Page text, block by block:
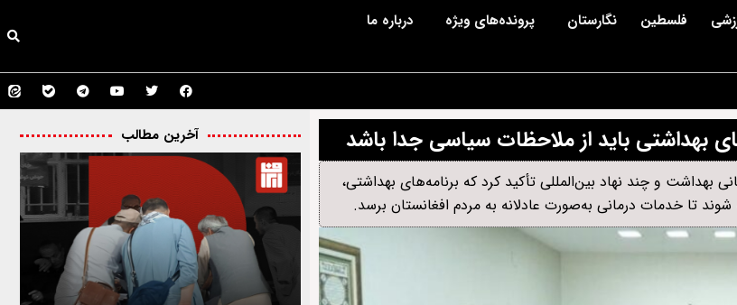
فلسطین نگارستان پرونده‌های ویژه درباره ما
بهداشتی باید از ملاحظات سیاسی جدا باشد
بهداشت و چند نهاد بین‌المللی تأکید کرد که برنامه‌های بهداشتی،
تا خدمات درمانی به‌صورت عادلانه به مردم افغانستان برسد.
آخرین مطالب